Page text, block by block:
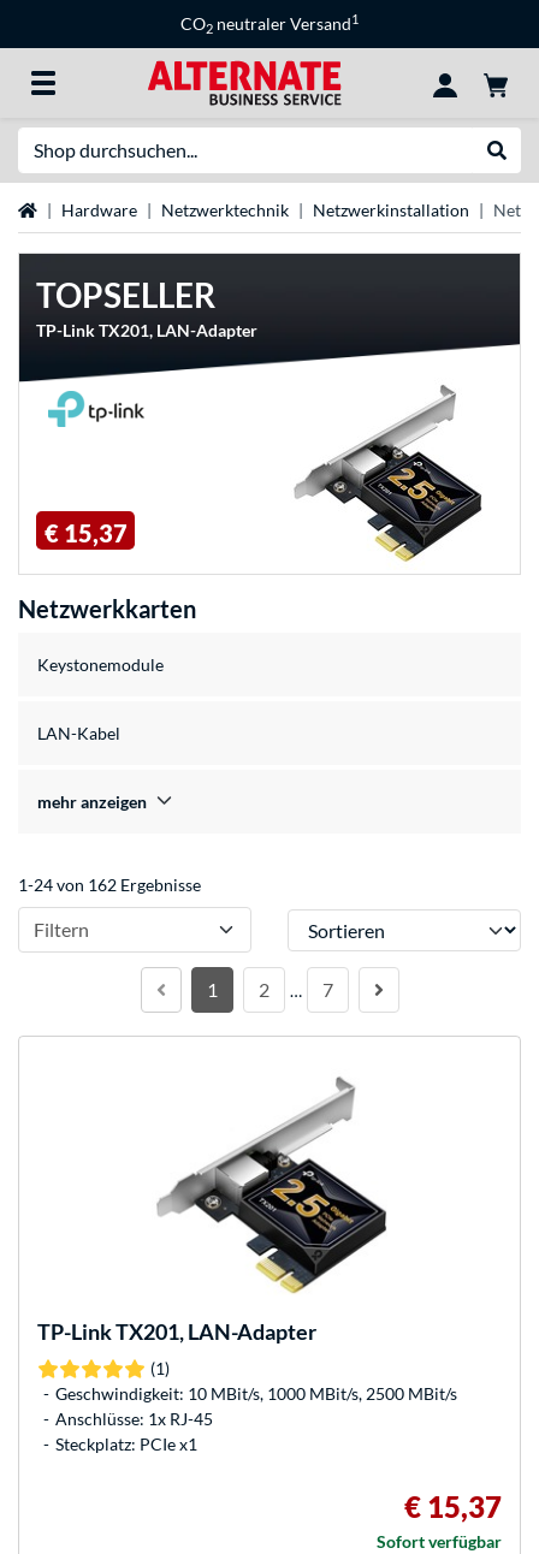
CO2 neutraler Versand1
StartseiteHardware Netzwerktechnik Netzwerkinstallation
TOPSELLER
TP-Link TX201, LAN-Adapter
€ 15,37
Netzwerkkarten
Keystonemodule
LAN-Kabel
mehr anzeigen
1-24 von 162 Ergebnisse
Filtern Sortieren
1 2 … 7
TP-LinkTX201, LAN-Adapter
(1)
Geschwindigkeit: 10 MBit/s, 1000 MBit/s, 2500 MBit/s
Anschlüsse: 1x RJ-45
Steckplatz: PCIe x1
€ 15,37
Sofort verfügbar